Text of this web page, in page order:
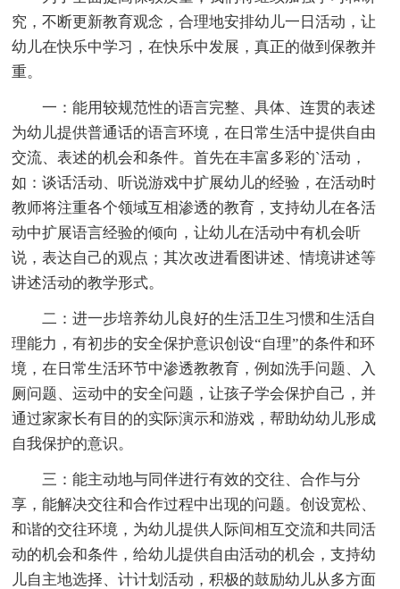
究，不断更新教育观念，合理地安排幼儿一日活动，让
幼儿在快乐中学习，在快乐中发展，真正的做到保教并
重。
一：能用较规范性的语言完整、具体、连贯的表述
为幼儿提供普通话的语言环境，在日常生活中提供自由
交流、表述的机会和条件。首先在丰富多彩的`活动，
如：谈话活动、听说游戏中扩展幼儿的经验，在活动时
教师将注重各个领域互相渗透的教育，支持幼儿在各活
动中扩展语言经验的倾向，让幼儿在活动中有机会听
说，表达自己的观点；其次改进看图讲述、情境讲述等
讲述活动的教学形式。
二：进一步培养幼儿良好的生活卫生习惯和生活自
理能力，有初步的安全保护意识创设“自理”的条件和环
境，在日常生活环节中渗透教教育，例如洗手问题、入
厕问题、运动中的安全问题，让孩子学会保护自己，并
通过家家长有目的的实际演示和游戏，帮助幼幼儿形成
自我保护的意识。
三：能主动地与同伴进行有效的交往、合作与分
享，能解决交往和合作过程中出现的问题。创设宽松、
和谐的交往环境，为幼儿提供人际间相互交流和共同活
动的机会和条件，给幼儿提供自由活动的机会，支持幼
儿自主地选择、计计划活动，积极的鼓励幼儿从多方面